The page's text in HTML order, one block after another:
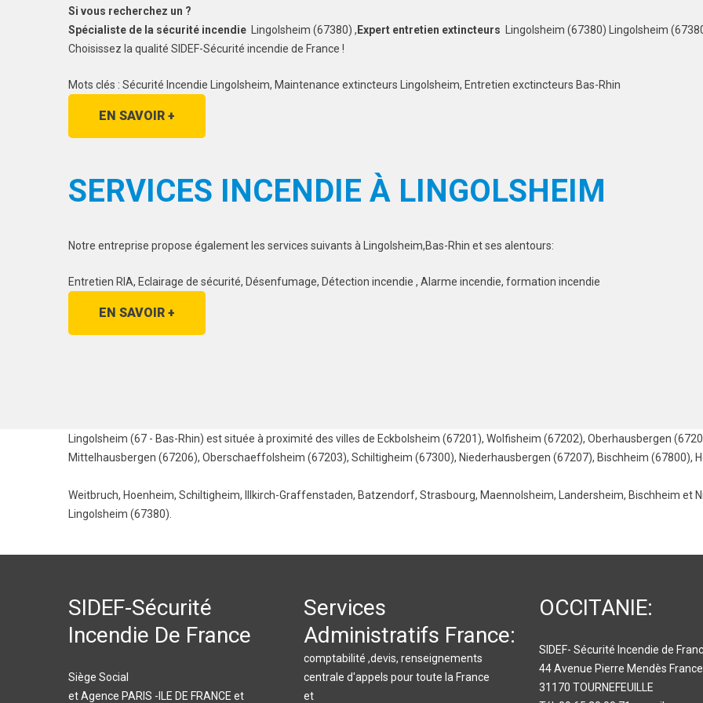
Si vous recherchez un ?
Spécialiste de la sécurité incendie Lingolsheim (67380) , Expert entretien extincteurs
Lingolsheim (67380) Lingolsheim
Choisissez la qualité SIDEF-Sécurité incendie de France !
Mots clés : Sécurité Incendie Lingolsheim, Maintenance extincteurs Lingolsheim, Entretien exctincteurs Bas-Rhin
EN SAVOIR +
SERVICES INCENDIE À LINGOLSHEIM
Notre entreprise propose également les services suivants à Lingolsheim,Bas-Rhin et ses alentours:
Entretien RIA, Eclairage de sécurité, Désenfumage, Détection incendie , Alarme incendie, formation incendie
EN SAVOIR +
Lingolsheim (67 - Bas-Rhin) est située à proximité des villes de Eckbolsheim (67201), Wolfisheim (67202), Oberhausbergen
Mittelhausbergen (67206), Oberschaeffolsheim (67203), Schiltigheim (67300), Niederhausbergen (67207), Bischheim (67800),
Weitbruch, Hoenheim, Schiltigheim, Illkirch-Graffenstaden, Batzendorf, Strasbourg, Maennolsheim, Landersheim, Bischheim et
Lingolsheim (67380).
SIDEF-Sécurité
Incendie De France
Siège Social
et Agence PARIS -ILE DE FRANCE et
Services
Administratifs France:
comptabilité ,devis, renseignements
centrale d'appels pour toute la France
et
OCCITANIE:
SIDEF- Sécurité Incendie de
44 Avenue Pierre Mendès France
31170 TOURNEFEUILLE